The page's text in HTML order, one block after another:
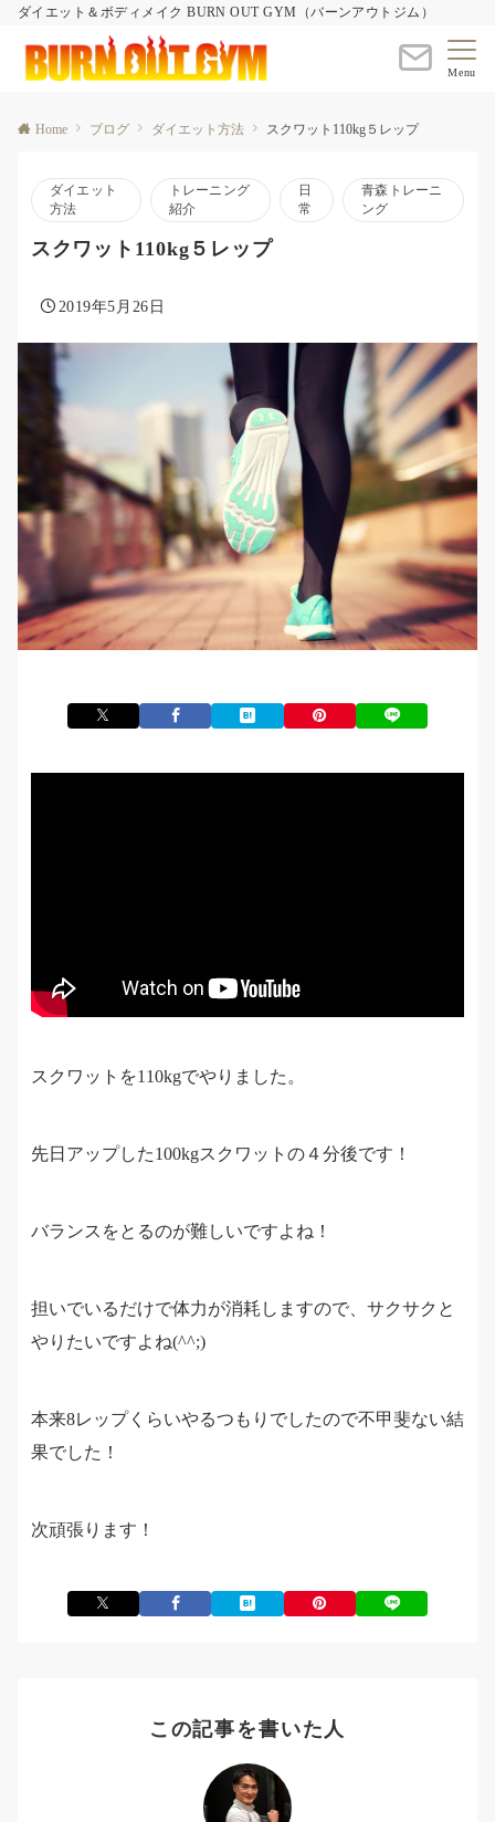
ダイエット＆ボディメイク BURN OUT GYM（バーンアウトジム）
Menu
Home ブログ ダイエット方法 スクワット110kg５レップ
ダイエット
方法
トレーニング
紹介
日
常
青森トレーニ
ング
スクワット110kg５レップ
2019年5月26日
スクワットを110kgでやりました。
先日アップした100kgスクワットの４分後です！
バランスをとるのが難しいですよね！
担いでいるだけで体力が消耗しますので、サクサクと
やりたいですよね(^^;)
本来8レップくらいやるつもりでしたので不甲斐ない結
果でした！
次頑張ります！
この記事を書いた人